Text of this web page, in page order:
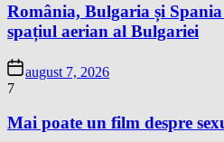
România, Bulgaria și
spațiul aerian al Bulgariei
august 7, 2026
7
Mai poate un film despre